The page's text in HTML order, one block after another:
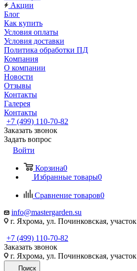
Акции
Блог
Как купить
Условия оплаты
Условия доставки
Политика обработки ПД
Компания
О компании
Новости
Отзывы
Контакты
Галерея
Контакты
+7 (499) 110-70-82
Заказать звонок
Задать вопрос
Войти
Корзина0
Избранные товары0
Сравнение товаров0
info@mastergarden.su
г. Яхрома, ул. Починковская,
+7 (499) 110-70-82
Заказать звонок
г. Яхрома, ул. Починковская,
Поиск